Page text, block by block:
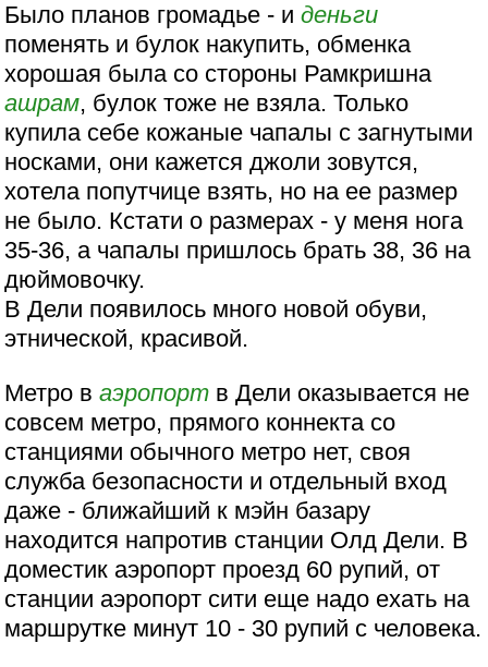
Было планов громадье - иденьги
поменять и булок накупить, обменка
хорошая была со стороны Рамкришна
ашрам, булок тоже не взяла. Только
купила себе кожаные чапалы с загнутыми
носками, они кажется джоли зовутся,
хотела попутчице взять, но на ее размер
не было. Кстати о размерах - у меня нога
35-36, а чапалы пришлось брать 38, 36 на
дюймовочку.
В Дели появилось много новой обуви,
этнической, красивой.
Метро ваэропорт в Дели оказывается не
совсем метро, прямого коннекта со
станциями обычного метро нет, своя
служба безопасности и отдельный вход
даже - ближайший к мэйн базару
находится напротив станции Олд Дели. В
доместик аэропорт проезд 60 рупий, от
станции аэропорт сити еще надо ехать на
маршрутке минут 10 - 30 рупий с человека.